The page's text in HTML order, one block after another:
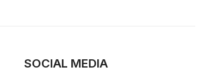
SOCIAL MEDIA